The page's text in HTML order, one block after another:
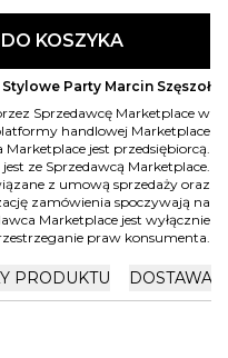
DO KOSZYKA
Stylowe Party Marcin Szęszoł
Sprzedawcę Marketplace w
handlowej Marketplace
jest przedsiębiorcą.
ze Sprzedawcą Marketplace.
z umową sprzedaży oraz
zamówienia spoczywają na
Marketplace jest wyłącznie
praw konsumenta.
PRODUKTU DOSTAWA